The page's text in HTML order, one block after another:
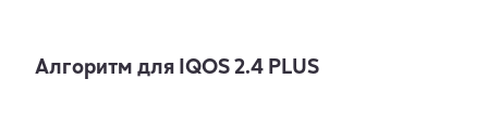
Алгоритм для IQOS 2.4 PLUS